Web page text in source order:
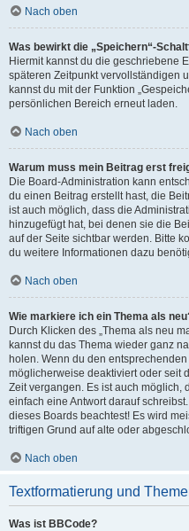
Nach oben
Was bewirkt die „Speichern“-
Hiermit kannst du die geschriebene
späteren Zeitpunkt vervollständigen
kannst du mit der Funktion
persönlichen Bereich erneut laden.
Nach oben
Warum muss mein Beitrag erst
Die Board-Administration kann
du einen Beitrag erstellt hast, die
ist auch möglich, dass die
hinzugefügt hat, bei denen sie die
auf der Seite sichtbar werden. Bitte
du weitere Informationen dazu
Nach oben
Wie markiere ich ein Thema als
Durch Klicken des „Thema als neu
kannst du das Thema wieder ganz
holen. Wenn du den
möglicherweise deaktiviert oder seit
Zeit vergangen. Es ist auch möglich,
einfach eine Antwort darauf
dieses Boards beachtest! Es wird
triftigen Grund auf alte oder
Nach oben
Textformatierung und
Was ist BBCode?